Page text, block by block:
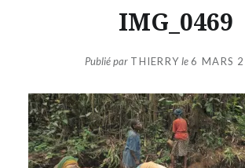
IMG_0469
Publié par THIERRYle6 MARS